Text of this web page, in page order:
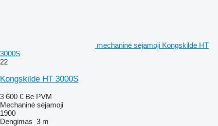
mechaninė sėjamoji Kongskilde HT
3000S
22
Kongskilde HT 3000S
3 600 € Be PVM
Mechaninė sėjamoji
1900
Dengimas 3 m